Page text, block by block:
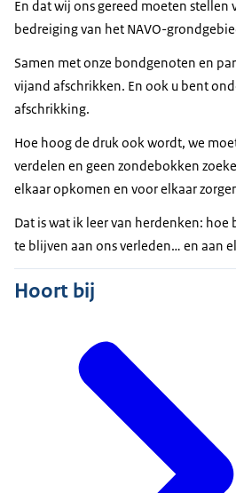
En dat wij ons gereed moeten stellen
bedreiging van het NAVO-
Samen met onze bondgenoten en
vijand afschrikken. En ook u bent
afschrikking.
Hoe hoog de druk ook wordt, we
verdelen en geen zondebokken
elkaar opkomen en voor elkaar
Dat is wat ik leer van herdenken:
te blijven aan ons verleden… en aan
Hoort bij